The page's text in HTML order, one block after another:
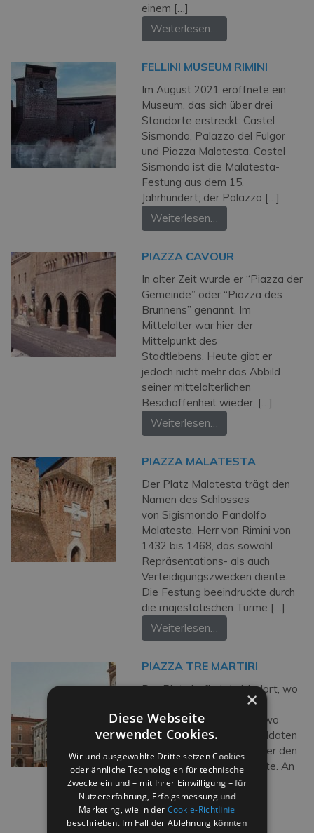
einem […]
Weiterlesen…
FELLINI MUSEUM RIMINI
Im August 2021 eröffnete ein
Museum, das sich über drei
Standorte erstreckt: Castel
Sismondo, Palazzo del Fulgor
und Piazza Malatesta. Castel
Sismondo ist die Malatesta-
Festung aus dem 15.
Jahrhundert; der Palazzo […]
Weiterlesen…
PIAZZA CAVOUR
In alter Zeit wurde er “Piazza der
Gemeinde” oder “Piazza des
Brunnens” genannt. Im
Mittelalter war hier der
Mittelpunkt des
Stadtlebens. Heute gibt er
jedoch nicht mehr das Abbild
seiner mittelalterlichen
Beschaffenheit wieder, […]
Weiterlesen…
PIAZZA MALATESTA
Der Platz Malatesta trägt den
Namen des Schlosses
von Sigismondo Pandolfo
Malatesta, Herr von Rimini von
1432 bis 1468, das sowohl
Repräsentations- als auch
Verteidigungszwecken diente.
Die Festung beeindruckte durch
die majestätischen Türme […]
Weiterlesen…
PIAZZA TRE MARTIRI
Der Platz befindet sich dort, wo
Forum romanum befand, wo
Julius Cäsar vor seinen Soldaten
eine Rede hielt, nachdem er den
Rubikon überschritten hatte. An
der Piazza befinden sich
der Uhrturm und das […]
Weiterlesen…
×
Diese Webseite
verwendet Cookies.
Wir und ausgewählte Dritte setzen Cookies
oder ähnliche Technologien für technische
Zwecke ein und – mit Ihrer Einwilligung – für
Nutzererfahrung, Erfolgsmessung und
Marketing, wie in der Cookie-Richtlinie
beschrieben. Im Fall der Ablehnung könnten